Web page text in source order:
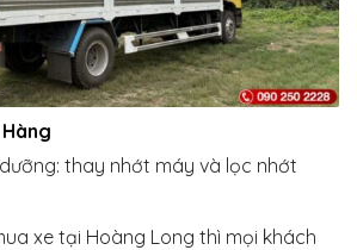
thay nhớt máy và lọc nhớt
xe tại Hoàng Long thì mọi khách